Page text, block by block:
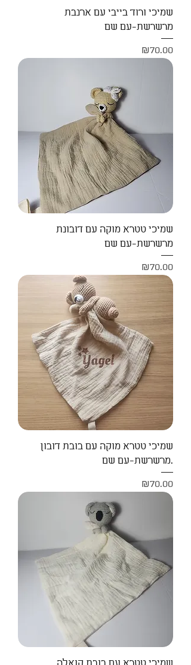
שמיכי ורוד בייבי עם ארנבת
מרשרשת-עם שם
Price
₪70.00
שמיכי טטרא מוקה עם דובונת
מרשרשת-עם שם
Price
₪70.00
שמיכי טטרא מוקה עם בובת דובון
מרשרשת-עם שם.
Price
₪70.00